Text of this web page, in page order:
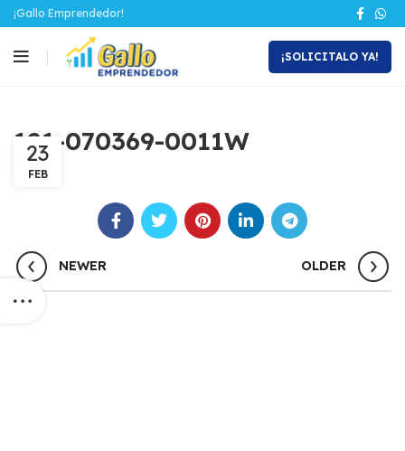
¡Gallo Emprendedor!
¡SOLICITALO YA!
121-070369-0011W
23
FEB
NEWER OLDER